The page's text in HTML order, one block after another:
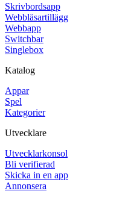
Skrivbordsapp
Webbläsartillägg
Webbapp
Switchbar
Singlebox
Katalog
Appar
Spel
Kategorier
Utvecklare
Utvecklarkonsol
Bli verifierad
Skicka in en app
Annonsera